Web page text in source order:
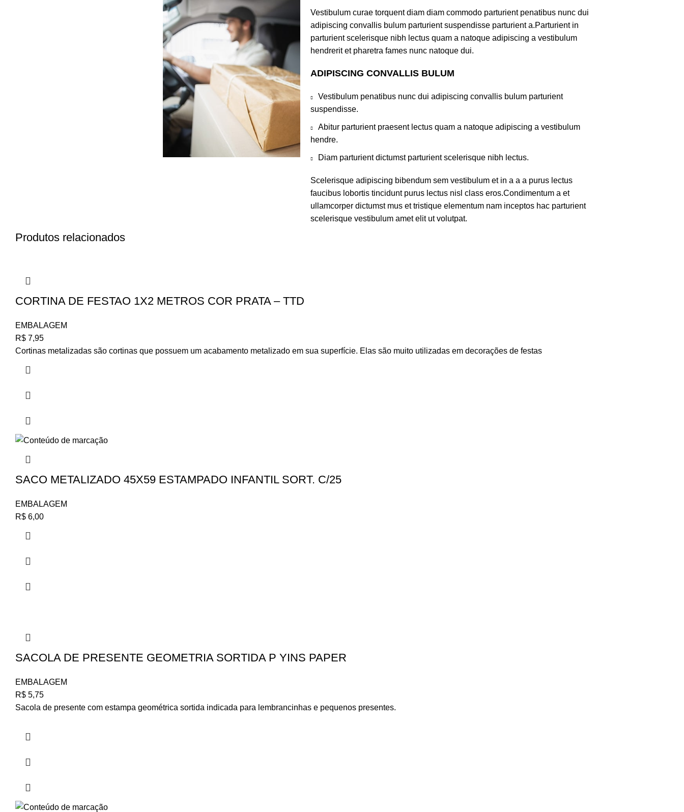
Vestibulum curae torquent diam diam commodo parturient penatibus nunc dui
adipiscing convallis bulum parturient suspendisse parturient a.Parturient in
parturient scelerisque nibh lectus quam a natoque adipiscing a vestibulum
hendrerit et pharetra fames nunc natoque dui.
ADIPISCING CONVALLIS BULUM
Vestibulum penatibus nunc dui adipiscing convallis bulum parturient
suspendisse.
Abitur parturient praesent lectus quam a natoque adipiscing a vestibulum
hendre.
Diam parturient dictumst parturient scelerisque nibh lectus.
Scelerisque adipiscing bibendum sem vestibulum et in a a a purus lectus
faucibus lobortis tincidunt purus lectus nisl class eros.Condimentum a et
ullamcorper dictumst mus et tristique elementum nam inceptos hac parturient
scelerisque vestibulum amet elit ut volutpat.
Produtos relacionados
CORTINA DE FESTAO 1X2 METROS COR PRATA – TTD
EMBALAGEM
R$ 7,95
Cortinas metalizadas são cortinas que possuem um acabamento metalizado em sua superfície. Elas são muito utilizadas em decorações de festas
SACO METALIZADO 45X59 ESTAMPADO INFANTIL SORT. C/25
EMBALAGEM
R$ 6,00
SACOLA DE PRESENTE GEOMETRIA SORTIDA P YINS PAPER
EMBALAGEM
R$ 5,75
Sacola de presente com estampa geométrica sortida indicada para lembrancinhas e pequenos presentes.